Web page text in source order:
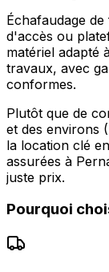
Échafaudage
d'accès ou
matériel adapté
travaux, avec
conformes.
Plutôt que de
et des environs
la location clé
assurées à
juste prix.
Pourquoi